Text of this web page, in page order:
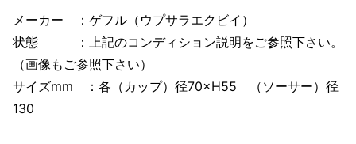
メーカー ：ゲフル（ウプサラエクビイ）
状態 ：上記のコンディション説明をご参照下さい。
（画像もご参照下さい）
サイズmm ：各（カップ）径70×H55 （ソーサー）径
130